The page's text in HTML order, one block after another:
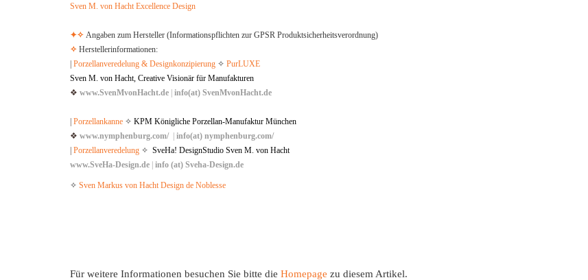
Sven M. von Hacht Excellence Design
✦✧ Angaben zum Hersteller (Informationspflichten zur GPSR Produktsicherheitsverordnung)
✧ Herstellerinformationen:
Porzellanveredelung & Designkonzipierung ✧ PurLUXE
Sven M. von Hacht, Creative Visionär für Manufakturen
❖ www.SvenMvonHacht.de info(at) SvenMvonHacht.de
Porzellankanne ✧ KPM Königliche Porzellan-Manufaktur München
❖ www.nymphenburg.com/
info(at) nymphenburg.com/
Porzellanveredelung ✧ SveHa! DesignStudio Sven M. von Hacht
www.SveHa-Design.de info (at) Sveha-Design.de
✧ Sven Markus von Hacht Design de Noblesse
Für weitere Informationen besuchen Sie bitte die Homepage zu diesem Artikel.